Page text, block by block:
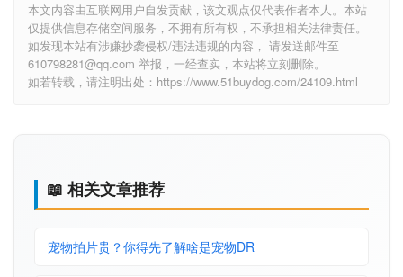
本文内容由互联网用户自发贡献，该文观点仅代表作者本人。本站
仅提供信息存储空间服务，不拥有所有权，不承担相关法律责任。
如发现本站有涉嫌抄袭侵权/违法违规的内容， 请发送邮件至
610798281@qq.com 举报，一经查实，本站将立刻删除。
如若转载，请注明出处：https://www.51buydog.com/24109.html
📖 相关文章推荐
宠物拍片贵？你得先了解啥是宠物DR